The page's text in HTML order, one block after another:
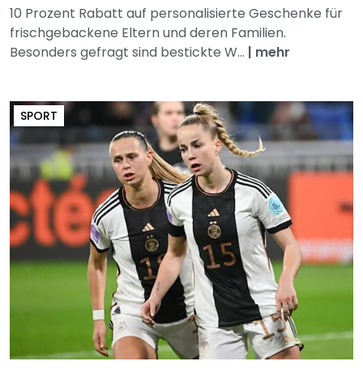
10 Prozent Rabatt auf personalisierte Geschenke für
frischgebackene Eltern und deren Familien.
Besonders gefragt sind bestickte W... | mehr
SPORT